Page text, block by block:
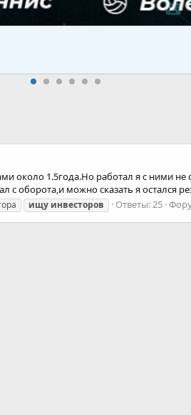
около 1.5года.Но работал я с ними
оборота,и можно сказать я остался
ищу инвесторов Ответы: 25